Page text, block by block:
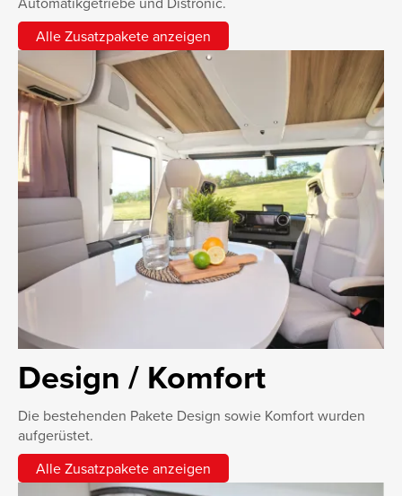
Alle Zusatzpakete anzeigen
Design / Komfort
Die bestehenden Pakete Design sowie Komfort wurden
aufgerüstet.
Alle Zusatzpakete anzeigen